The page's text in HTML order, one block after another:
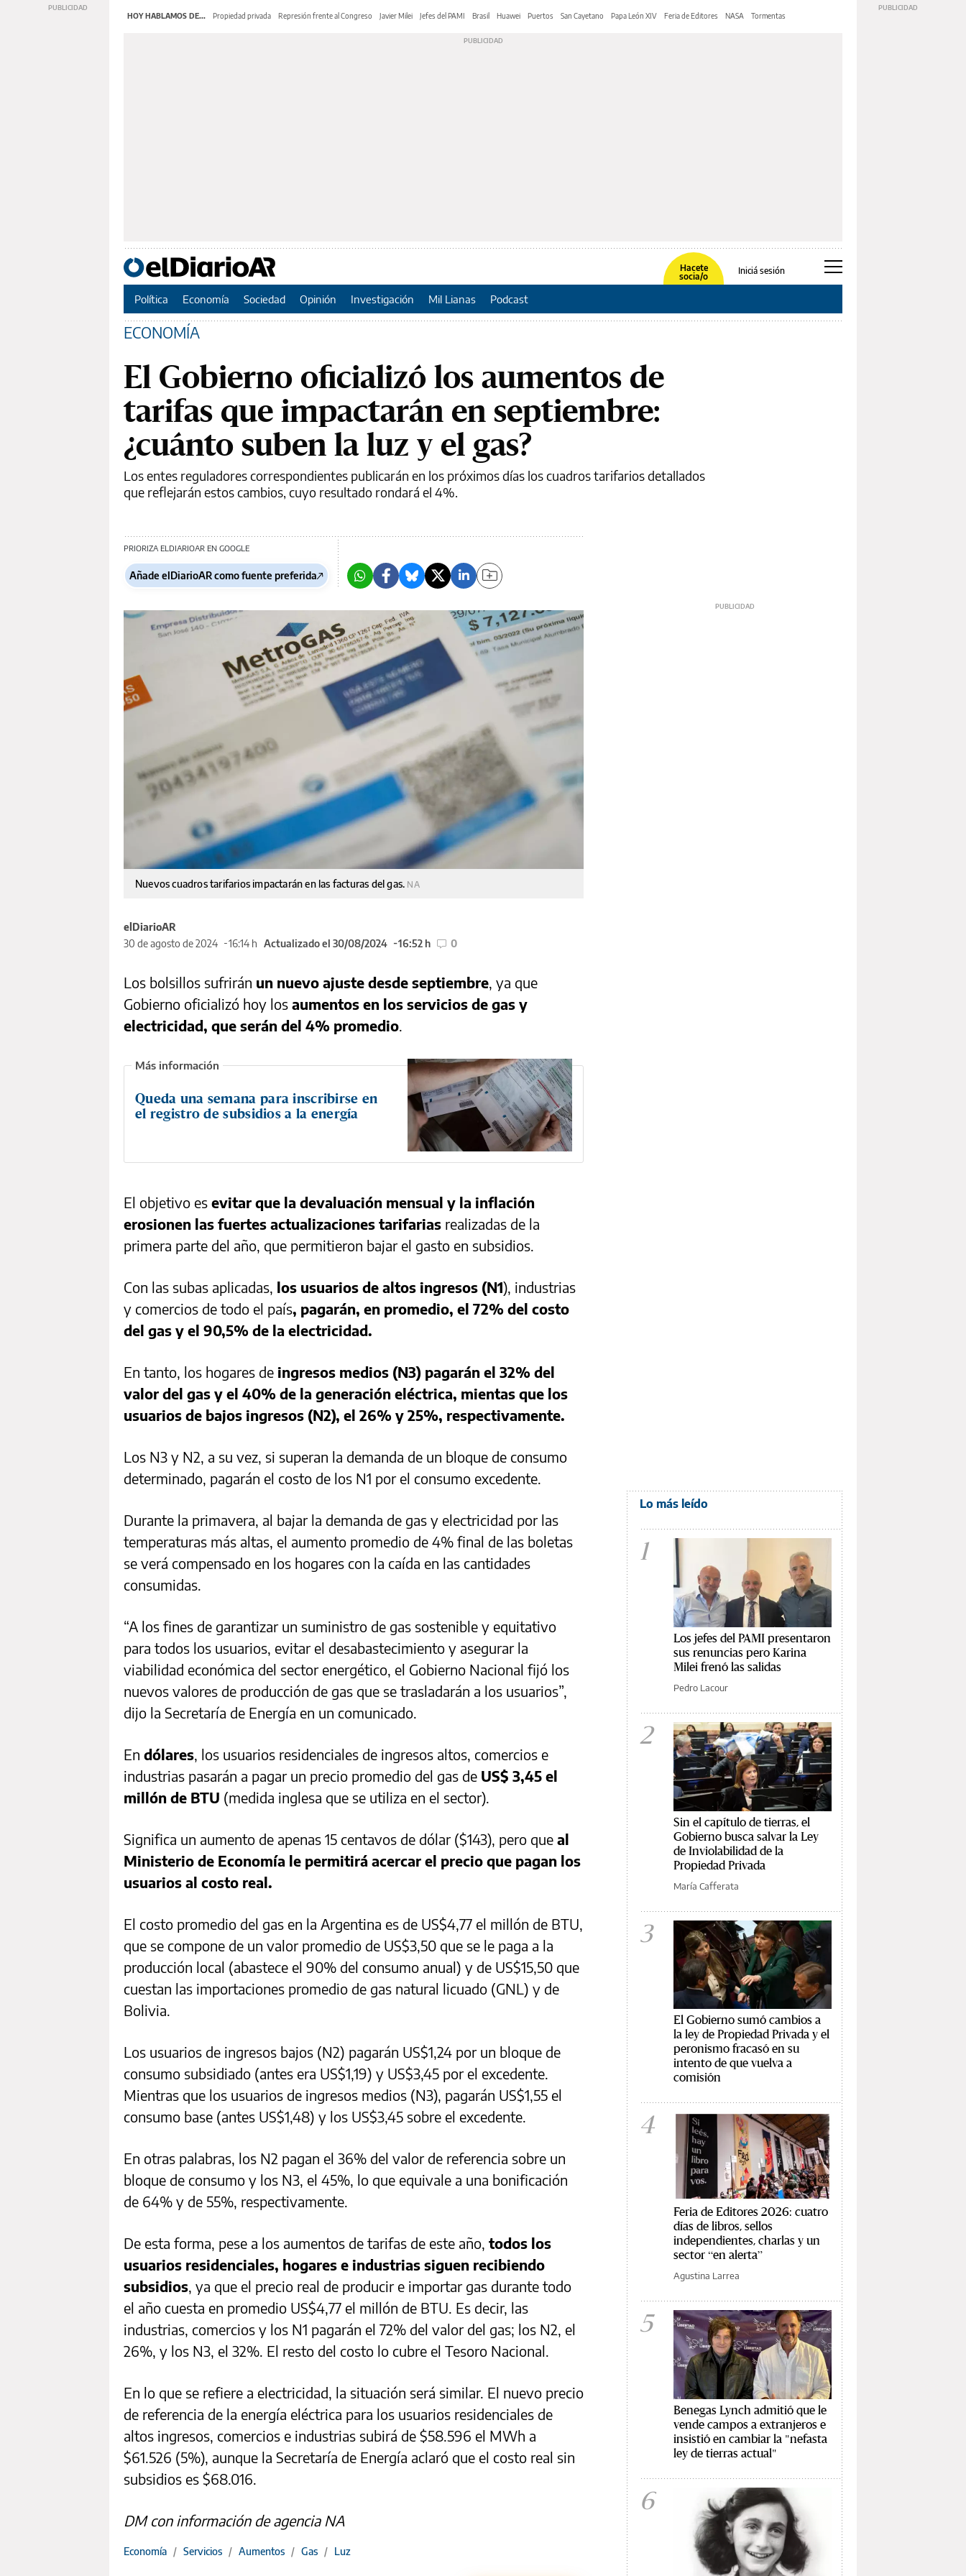
HOY HABLAMOS DE... Propiedad privada Represión frente al Congreso Javier Milei Jefes del PAMI Brasil Huawei Puertos San Cayetano Papa León XIV Feria de Editores NASA Tormentas
Hacete
socia/o
Iniciá sesión
Política Economía Sociedad Opinión Investigación Mil Lianas Podcast
ECONOMÍA
El Gobierno oficializó los aumentos de
tarifas que impactarán en septiembre:
¿cuánto suben la luz y el gas?
Los entes reguladores correspondientes publicarán en los próximos días los cuadros tarifarios detallados
que reflejarán estos cambios, cuyo resultado rondará el 4%.
PRIORIZA ELDIARIOAR EN GOOGLE
Añade elDiarioAR como fuente preferida
Nuevos cuadros tarifarios impactarán en las facturas del gas. NA
elDiarioAR
30 de agosto de 2024
16:14 h Actualizado el 30/08/2024 16:52 h 0
Los bolsillos sufrirán un nuevo ajuste desde septiembre, ya que
Gobierno oficializó hoy los aumentos en los servicios de gas y
electricidad, que serán del 4% promedio.
Queda una semana para inscribirse en
el registro de subsidios a la energía
El objetivo es evitar que la devaluación mensual y la inflación
erosionen las fuertes actualizaciones tarifarias realizadas de la
primera parte del año, que permitieron bajar el gasto en subsidios.
Con las subas aplicadas, los usuarios de altos ingresos (N1), industrias
y comercios de todo el país, pagarán, en promedio, el 72% del costo
del gas y el 90,5% de la electricidad.
En tanto, los hogares de ingresos medios (N3) pagarán el 32% del
valor del gas y el 40% de la generación eléctrica, mientas que los
usuarios de bajos ingresos (N2), el 26% y 25%, respectivamente.
Los N3 y N2, a su vez, si superan la demanda de un bloque de consumo
determinado, pagarán el costo de los N1 por el consumo excedente.
Durante la primavera, al bajar la demanda de gas y electricidad por las
temperaturas más altas, el aumento promedio de 4% final de las boletas
se verá compensado en los hogares con la caída en las cantidades
consumidas.
“A los fines de garantizar un suministro de gas sostenible y equitativo
para todos los usuarios, evitar el desabastecimiento y asegurar la
viabilidad económica del sector energético, el Gobierno Nacional fijó los
nuevos valores de producción de gas que se trasladarán a los usuarios”,
dijo la Secretaría de Energía en un comunicado.
En dólares, los usuarios residenciales de ingresos altos, comercios e
industrias pasarán a pagar un precio promedio del gas de US$ 3,45 el
millón de BTU (medida inglesa que se utiliza en el sector).
Significa un aumento de apenas 15 centavos de dólar ($143), pero que al
Ministerio de Economía le permitirá acercar el precio que pagan los
usuarios al costo real.
El costo promedio del gas en la Argentina es de US$4,77 el millón de BTU,
que se compone de un valor promedio de US$3,50 que se le paga a la
producción local (abastece el 90% del consumo anual) y de US$15,50 que
cuestan las importaciones promedio de gas natural licuado (GNL) y de
Bolivia.
Los usuarios de ingresos bajos (N2) pagarán US$1,24 por un bloque de
consumo subsidiado (antes era US$1,19) y US$3,45 por el excedente.
Mientras que los usuarios de ingresos medios (N3), pagarán US$1,55 el
consumo base (antes US$1,48) y los US$3,45 sobre el excedente.
En otras palabras, los N2 pagan el 36% del valor de referencia sobre un
bloque de consumo y los N3, el 45%, lo que equivale a una bonificación
de 64% y de 55%, respectivamente.
De esta forma, pese a los aumentos de tarifas de este año, todos los
usuarios residenciales, hogares e industrias siguen recibiendo
subsidios, ya que el precio real de producir e importar gas durante todo
el año cuesta en promedio US$4,77 el millón de BTU. Es decir, las
industrias, comercios y los N1 pagarán el 72% del valor del gas; los N2, el
26%, y los N3, el 32%. El resto del costo lo cubre el Tesoro Nacional.
En lo que se refiere a electricidad, la situación será similar. El nuevo precio
de referencia de la energía eléctrica para los usuarios residenciales de
altos ingresos, comercios e industrias subirá de $58.596 el MWh a
$61.526 (5%), aunque la Secretaría de Energía aclaró que el costo real sin
subsidios es $68.016.
DM con información de agencia NA
Economía / Servicios / Aumentos / Gas / Luz
Lo más leído
1
Los jefes del PAMI presentaron
sus renuncias pero Karina
Milei frenó las salidas
Pedro Lacour
2
Sin el capítulo de tierras, el
Gobierno busca salvar la Ley
de Inviolabilidad de la
Propiedad Privada
María Cafferata
3
El Gobierno sumó cambios a
la ley de Propiedad Privada y el
peronismo fracasó en su
intento de que vuelva a
comisión
4
Feria de Editores 2026: cuatro
días de libros, sellos
independientes, charlas y un
sector “en alerta”
Agustina Larrea
5
Benegas Lynch admitió que le
vende campos a extranjeros e
insistió en cambiar la "nefasta
ley de tierras actual"
6